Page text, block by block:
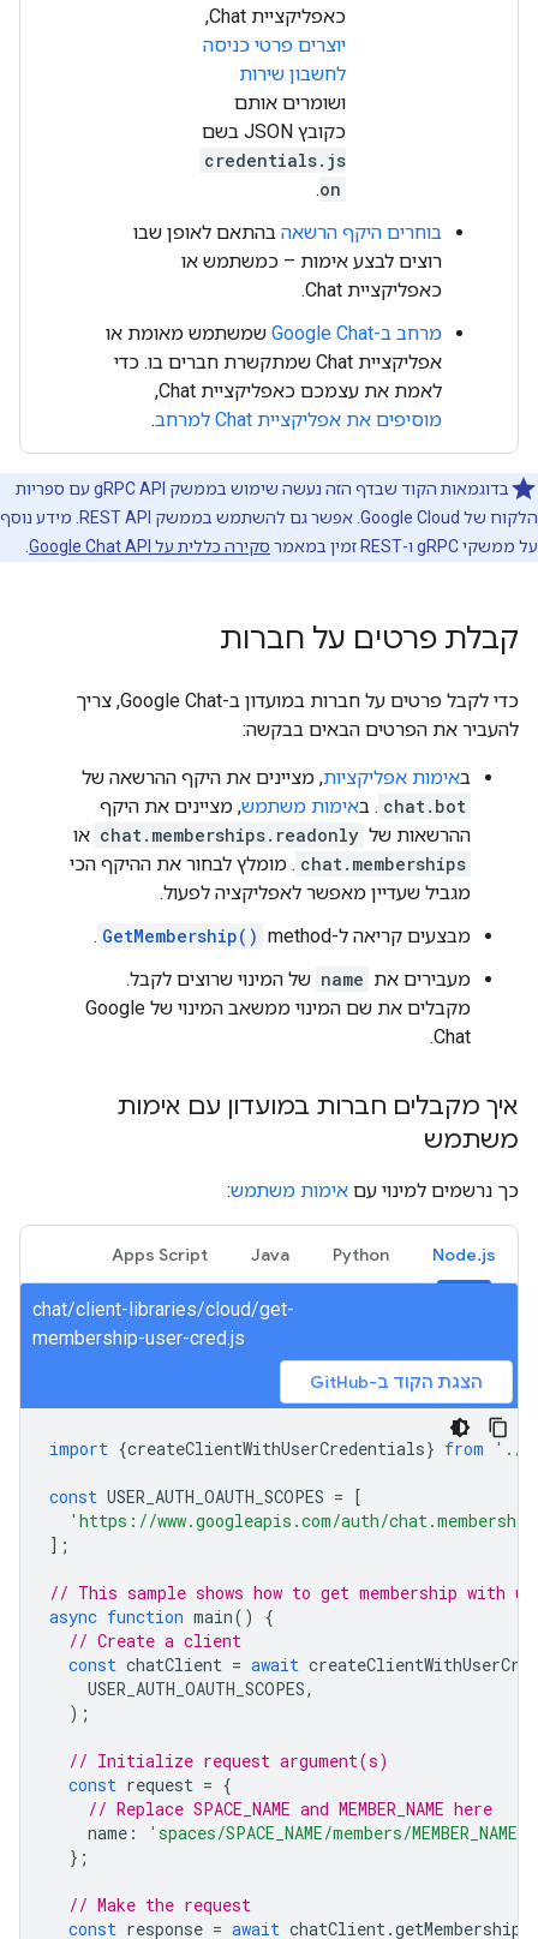
כאפליקציית Chat,
יוצרים פרטי כניסה
לחשבון שירות
ושומרים אותם
כקובץ JSON בשם
credentials.js
on
.
בוחרים היקף הרשאה בהתאם לאופן שבו
רוצים לבצע אימות – כמשתמש או
כאפליקציית Chat.
מרחב ב-Google Chat
שמשתמש מאומת או
אפליקציית Chat שמתקשרת חברים בו. כדי
לאמת את עצמכם כאפליקציית Chat,
מוסיפים את אפליקציית Chat למרחב
.
בדוגמאות הקוד שבדף הזה נעשה שימוש בממשק gRPC API עם ספריות
הלקוח של Google Cloud. אפשר גם להשתמש בממשק REST API. מידע נוסף
על ממשקי gRPC ו-REST זמין במאמר
סקירה כללית על Google Chat API
קבלת פרטים על חברות
כדי לקבל פרטים על חברות במועדון ב-Google Chat, צריך
להעביר את הפרטים הבאים בבקשה:
באימות אפליקציות, מציינים את היקף ההרשאה של
chat.bot . באימות משתמש, מציינים את היקף
ההרשאות של chat.memberships.readonly או
chat.memberships . מומלץ לבחור את ההיקף הכי
מגביל שעדיין מאפשר לאפליקציה לפעול.
מבצעים קריאה ל-method‏
GetMembership()
.
מעבירים את name של המינוי שרוצים לקבל.
מקבלים את שם המינוי ממשאב המינוי של Google
Chat.
איך מקבלים חברות במועדון עם אימות
משתמש
כך נרשמים למינוי עם אימות משתמש:
Node.js
Python
Java
Apps Script
chat/client-libraries/cloud/get-
membership-user-cred.js
הצגת הקוד ב-GitHub
import {createClientWithUserCredentials} from './
const USER_AUTH_OAUTH_SCOPES = [
'https://www.googleapis.com/auth/
];
// This sample shows how to get membership with
async function main()
{
// Create a client
const chatClient = await
USER_AUTH_OAUTH_SCOPES,
);
// Initialize request argument(s)
const request = {
// Replace SPACE_NAME and MEMBER_NAME here
name : 'spaces/SPACE_NAME/members/MEMBER_NAME'
};
// Make the request
const response = await chatClient.getMembership